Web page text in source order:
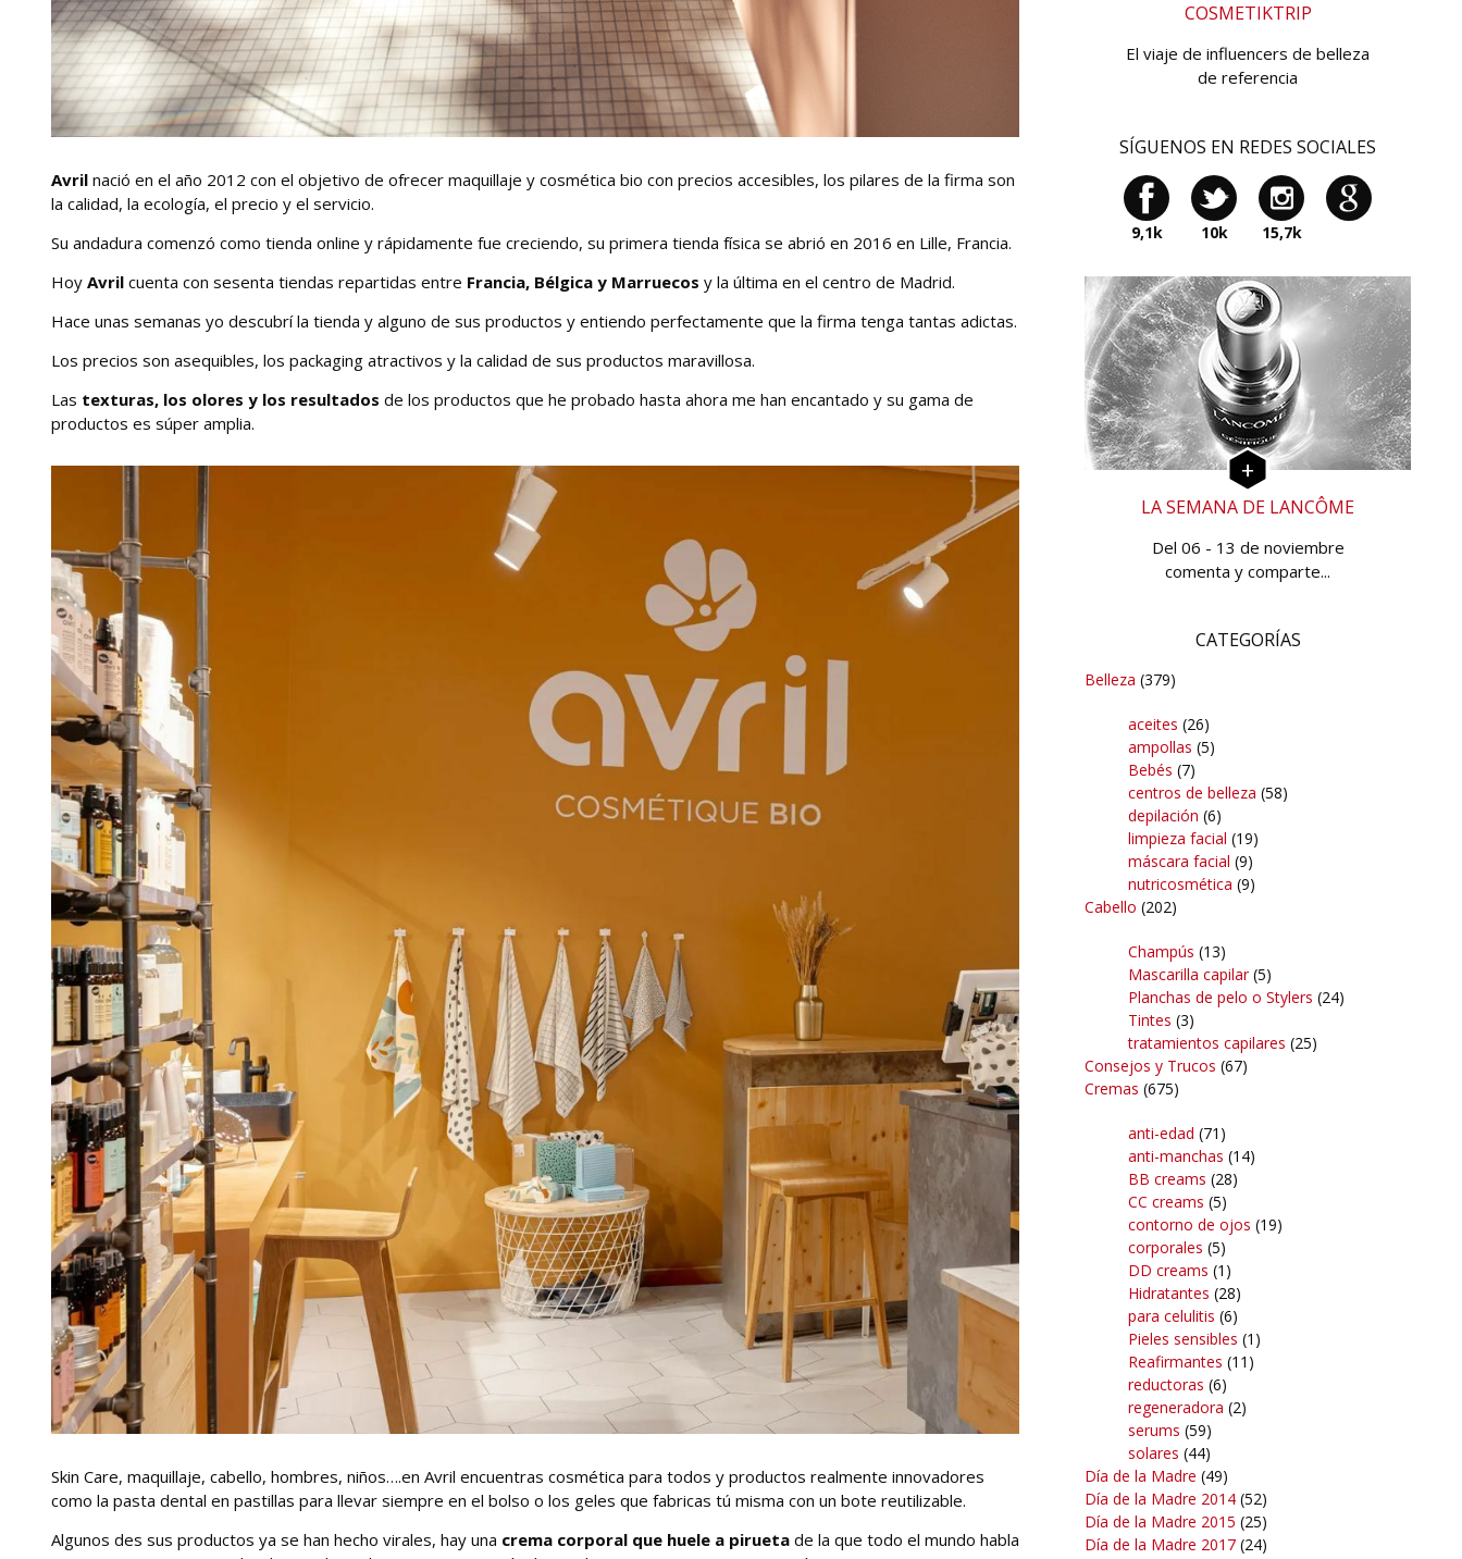
Avril nació en el año 2012 con el objetivo de ofrecer maquillaje y cosmética bio con precios accesibles, los pilares de la firma son
la calidad, la ecología, el precio y el servicio.
Su andadura comenzó como tienda online y rápidamente fue creciendo, su primera tienda física se abrió en 2016 en Lille, Francia.
Hoy Avril cuenta con sesenta tiendas repartidas entre Francia, Bélgica y Marruecos y la última en el centro de Madrid.
Hace unas semanas yo descubrí la tienda y alguno de sus productos y entiendo perfectamente que la firma tenga tantas adictas.
Los precios son asequibles, los packaging atractivos y la calidad de sus productos maravillosa.
Las texturas, los olores y los resultados de los productos que he probado hasta ahora me han encantado y su gama de
productos es súper amplia.
Skin Care, maquillaje, cabello, hombres, niños….en Avril encuentras cosmética para todos y productos realmente innovadores
como la pasta dental en pastillas para llevar siempre en el bolso o los geles que fabricas tú misma con un bote reutilizable.
Algunos des sus productos ya se han hecho virales, hay una crema corporal que huele a pirueta de la que todo el mundo habla
COSMETIKTRIP
El viaje de influencers de belleza
de referencia
SÍGUENOS EN REDES SOCIALES
9,1k 10k 15,7k
LA SEMANA DE LANCÔME
Del 06 - 13 de noviembre
comenta y comparte...
CATEGORÍAS
Belleza (379)
aceites (26)
ampollas (5)
Bebés (7)
centros de belleza (58)
depilación (6)
limpieza facial (19)
máscara facial (9)
nutricosmética (9)
Cabello (202)
Champús (13)
Mascarilla capilar(5)
Planchas de pelo o Stylers (24)
Tintes (3)
tratamientos capilares (25)
Consejos y Trucos (67)
Cremas (675)
anti-edad (71)
anti-manchas (14)
BB creams (28)
CC creams (5)
contorno de ojos (19)
corporales (5)
DD creams (1)
Hidratantes (28)
para celulitis (6)
Pieles sensibles (1)
Reafirmantes (11)
reductoras (6)
regeneradora (2)
serums (59)
solares (44)
Día de la Madre (49)
Día de la Madre 2014 (52)
Día de la Madre 2015 (25)
Día de la Madre 2017 (24)